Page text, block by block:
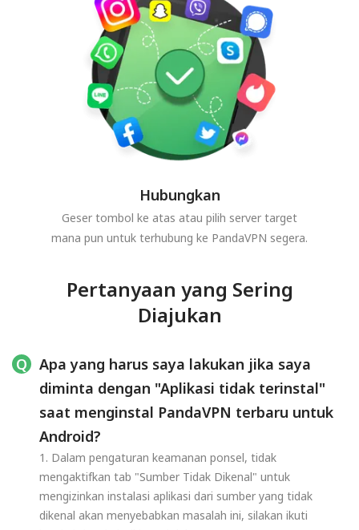
Hubungkan
Geser tombol ke atas atau pilih server target
mana pun untuk terhubung ke PandaVPN segera.
Pertanyaan yang Sering
Diajukan
Apa yang harus saya lakukan jika saya
diminta dengan "Aplikasi tidak terinstal"
saat menginstal PandaVPN terbaru untuk
Android?
1. Dalam pengaturan keamanan ponsel, tidak
mengaktifkan tab "Sumber Tidak Dikenal" untuk
mengizinkan instalasi aplikasi dari sumber yang tidak
dikenal akan menyebabkan masalah ini, silakan ikuti